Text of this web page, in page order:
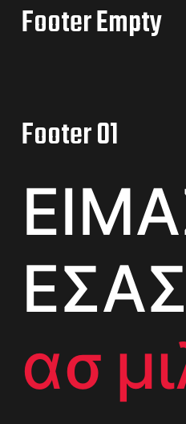
Footer Empty
Footer 01
ασ